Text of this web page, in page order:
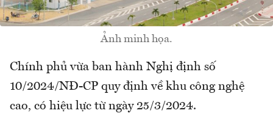
Ảnh minh họa.
Chính phủ vừa ban hành Nghị định số
10/2024/NĐ-CP quy định về khu công nghệ
cao, có hiệu lực từ ngày 25/3/2024.